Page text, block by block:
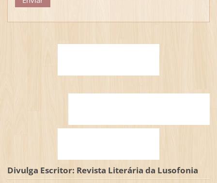
Divulga Escritor: Revista Literária da Lusofonia